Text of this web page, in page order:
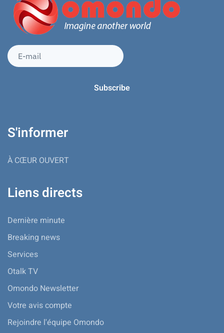
S'informer
À CŒUR OUVERT
Liens directs
Dernière minute
Breaking news
Services
Otalk TV
Omondo Newsletter
Votre avis compte
Rejoindre l'équipe Omondo